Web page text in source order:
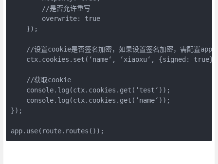
        //是否允许重写
        overwrite: true
    });
//设置cookie是否签名加密，如果设置签名加密，需配置
ctx.cookies.set(‘name‘, ‘xiaoxu‘, {signed:
    //获取cookie
    console.log(ctx.cookies.get(‘test‘));
    console.log(ctx.cookies.get(‘name‘));
});